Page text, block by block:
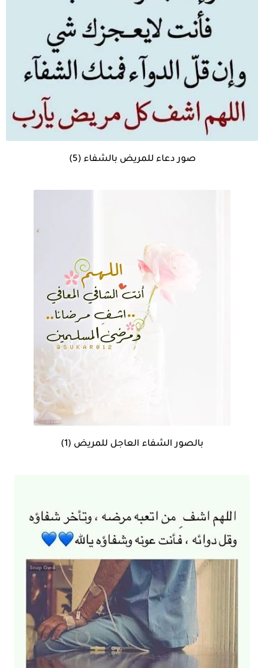
صور دعاء للمريض بالشفاء (5)
بالصور الشفاء العاجل للمريض (1)